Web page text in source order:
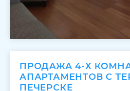
ПРОДАЖА 4-Х
АПАРТАМЕНТОВ С
ПЕЧЕРСКЕ